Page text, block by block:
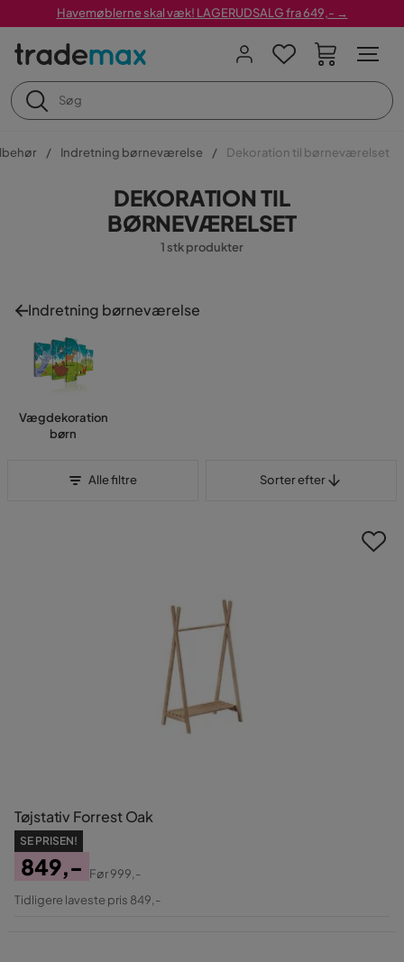
Havemøblerne skal væk! LAGERUDSALG fra 649,- →
Indretning børneværelse Dekoration til børneværelset
DEKORATION TIL
BØRNEVÆRELSET
1 stk produkter
Indretning børneværelse
Vægdekoration
børn
Alle filtre Sorter efter
Tøjstativ Forrest Oak
SE PRISEN!
Pris
849,-
Original
Før999,-
Tidligere laveste pris 849,-